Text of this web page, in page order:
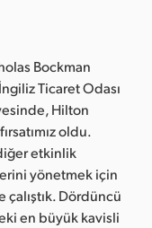
Bockman
Ticaret Odası
Hilton
oldu.
etkinlik
yönetmek için
Dördüncü
en büyük kavisli